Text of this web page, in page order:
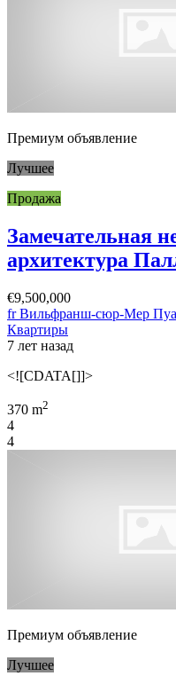
Премиум объявление
Лучшее
Продажа
Замечательная
архитектура
€9,500,000
fr Вильфранш-сюр-Мер
Квартиры
7 лет назад
<![CDATA[]]>
370 m2
4
4
Премиум объявление
Лучшее